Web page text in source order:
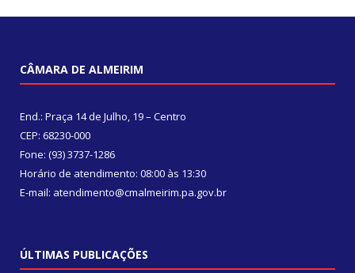
CÂMARA DE ALMEIRIM
End.: Praça 14 de Julho, 19 – Centro
CEP: 68230-000
Fone: (93) 3737-1286
Horário de atendimento: 08:00 às 13:30
E-mail: atendimento@cmalmeirim.pa.gov.br
ÚLTIMAS PUBLICAÇÕES